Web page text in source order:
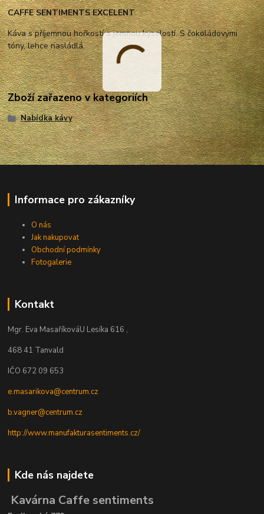
CAFFE SENTIMENTS EXCELENT
Káva s příjemnou hořkostí a jemnou kyselostí. S čokoládovými
tóny, lehce nasládlá.
Zboží zařazeno v kategoriích
Nabídka kávy
Informace pro zákazníky
O nás
Jak nakupovat
Obchodní podmínky
Fotogalerie
Kontakt
Mgr. Eva MasaříkováU Lesíka 616 ,
468 41 Tanvald
IČO 672 09 653
e.masarikova@centrum.cz
b.vagner@centrum.cz
http://www.manufakturasentiments.cz/
Kde nás najdete
Kavárna Caffe sentiments